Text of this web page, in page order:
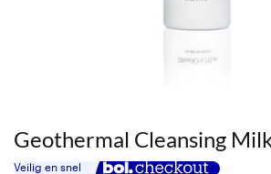
Geothermal Cleansing